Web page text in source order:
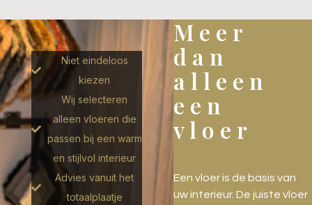
Meer
dan
alleen
een
vloer
Een vloer is de basis van
uw interieur. De juiste vloer
Niet eindeloos
kiezen
Wij selecteren
alleen vloeren die
passen bij een warm
en stijlvol interieur
Advies vanuit het
totaalplaatje